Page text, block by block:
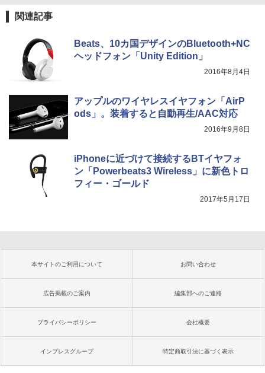
関連記事
Beats、10カ国デザインのBluetooth+NC
ヘッドフォン「Unity Edition」
2016年8月4日
アップルのワイヤレスイヤフォン「AirP
ods」。装着すると自動再生/AAC対応
2016年9月8日
iPhoneに近づけて接続するBTイヤフォ
ン「Powerbeats3 Wireless」に新色トロ
フィー・ゴールド
2017年5月17日
本サイトのご利用について お問い合わせ
広告掲載のご案内 編集部へのご連絡
プライバシーポリシー 会社概要
インプレスグループ 特定商取引法に基づく表示